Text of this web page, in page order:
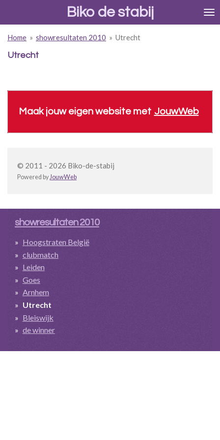
de
hoofdinhoud
Biko de stabij
Home » showresultaten 2010 » Utrecht
Utrecht
Maak jouw eigen website met JouwWeb
© 2011 - 2026 Biko-de-stabij
Powered byJouwWeb
showresultaten 2010
Hoogstraten België
clubmatch
Leiden
Goes
Arnhem
Utrecht
Bleiswijk
de winner